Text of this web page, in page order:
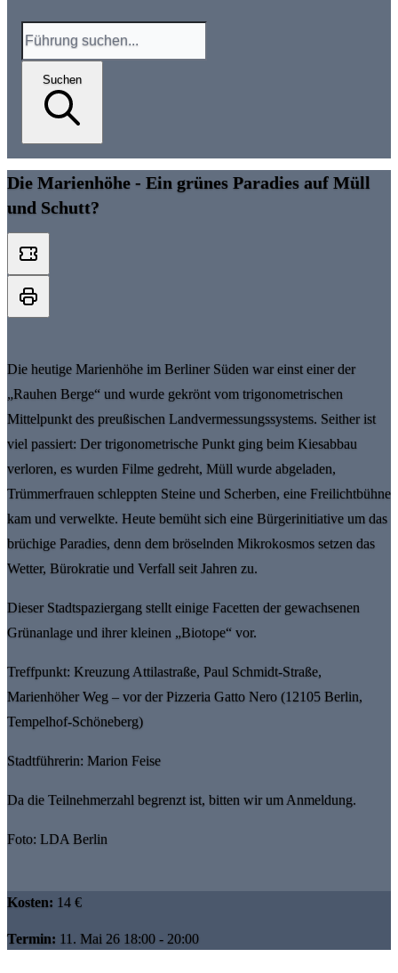
Suchen
Die Marienhöhe - Ein grünes Paradies auf Müll
und Schutt?
Die heutige Marienhöhe im Berliner Süden war einst einer der
„Rauhen Berge“ und wurde gekrönt vom trigonometrischen
Mittelpunkt des preußischen Landvermessungssystems. Seither ist
viel passiert: Der trigonometrische Punkt ging beim Kiesabbau
verloren, es wurden Filme gedreht, Müll wurde abgeladen,
Trümmerfrauen schleppten Steine und Scherben, eine Freilichtbühne
kam und verwelkte. Heute bemüht sich eine Bürgerinitiative um das
brüchige Paradies, denn dem bröselnden Mikrokosmos setzen das
Wetter, Bürokratie und Verfall seit Jahren zu.
Dieser Stadtspaziergang stellt einige Facetten der gewachsenen
Grünanlage und ihrer kleinen „Biotope“ vor.
Treffpunkt: Kreuzung Attilastraße, Paul Schmidt-Straße,
Marienhöher Weg – vor der Pizzeria Gatto Nero (12105 Berlin,
Tempelhof-Schöneberg)
Stadtführerin: Marion Feise
Da die Teilnehmerzahl begrenzt ist, bitten wir um Anmeldung.
Foto: LDA Berlin
Kosten: 14 €
Termin: 11. Mai 26 18:00 - 20:00